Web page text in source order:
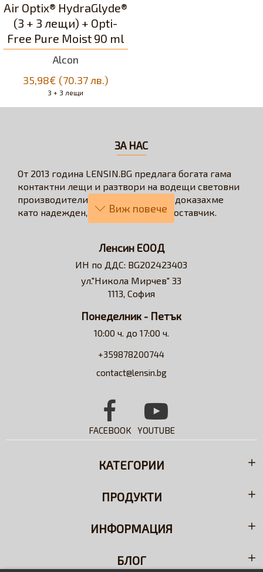
Alcon
Air Optix® HydraGlyde®
(3 + 3 лещи) + Opti-
Free Pure Moist 90 ml
35,98€ (70.37 лв.)
3 + 3 лещи
ЗА НАС
От 2013 година LENSIN.BG предлага богата гама
контактни лещи и разтвори на водещи световни
производители. През годините се доказахме
като надежден, бърз и коректен доставчик.
пазаруването в бързо, лесно, удобно и изгодно
решение за всеки потребител на контактни лещи.
Достъпни сме за професионални съвети и
съдействие относно избора на контактни лещи и
Ленсин ЕООД
ИН по ДДС: BG202423403
ул."Никола Мирчев" 33
1113, София
Понеделник - Петък
10:00 ч. до 17:00 ч.
+359878200744
contact@lensin.bg
FACEBOOK YOUTUBE
КАТЕГОРИИ
ПРОДУКТИ
ИНФОРМАЦИЯ
БЛОГ